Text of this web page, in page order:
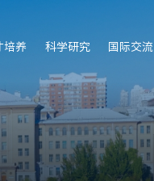
培养 科学研究 国际交流